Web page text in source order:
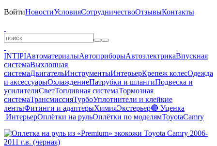
ВойтиНовостиУсловияСотрудничествоОтзывыКонтакты
INTIPIАвтоматериалыАвтоприборыАвтоэлектрикаВпускная
системаВыхлопная
системаДвигательИнструментыИнтерьерКрепеж колесОдежда
и аксессуарыОхлаждениеПатрубки и шлангиПодвеска и
усилителиСветТопливная системаТормозная
системаТрансмиссияТурбоУплотнители и клейкие
лентыФитинги и адаптерыХимияЭкстерьер🔴 Уценка
ИнтерьерОплётки на рульОплётки по моделямToyotaCamry